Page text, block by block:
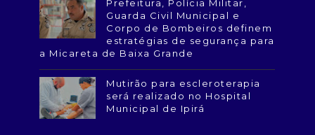
Prefeitura, Polícia Militar,
Guarda Civil Municipal e
Corpo de Bombeiros definem
estratégias de segurança para
a Micareta de Baixa Grande
Mutirão para escleroterapia
será realizado no Hospital
Municipal de Ipirá